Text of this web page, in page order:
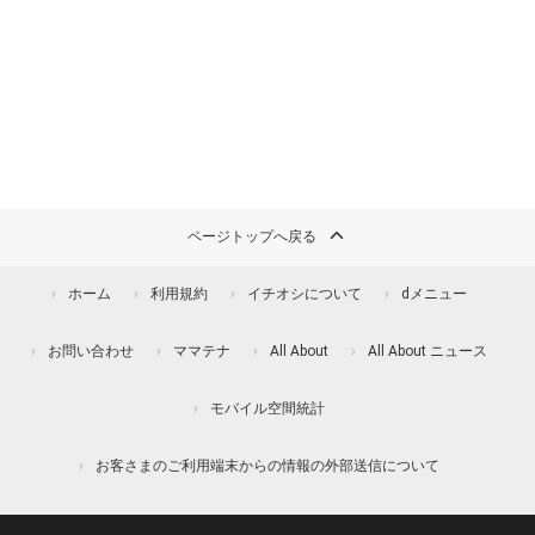
ページトップへ戻る
ホーム 利用規約 イチオシについて dメニュー
お問い合わせ ママテナ All About All About ニュース
モバイル空間統計
お客さまのご利用端末からの情報の外部送信について